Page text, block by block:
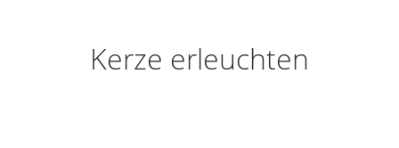
Kerze erleuchten